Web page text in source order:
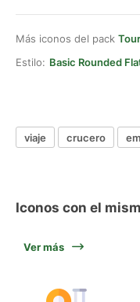
Más iconos del pack
Estilo: Basic Rounded
viaje crucero
Iconos con el
Ver más